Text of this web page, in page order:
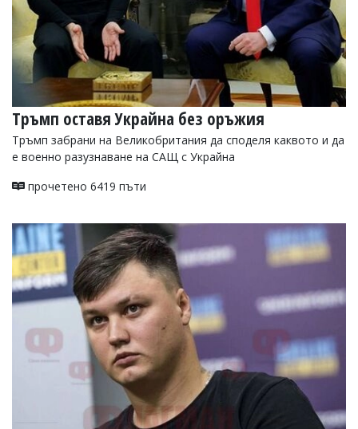
Тръмп оставя Украйна без оръжия
Тръмп забрани на Великобритания да споделя каквото и да
е военно разузнаване на САЩ с Украйна
прочетено 6419 пъти